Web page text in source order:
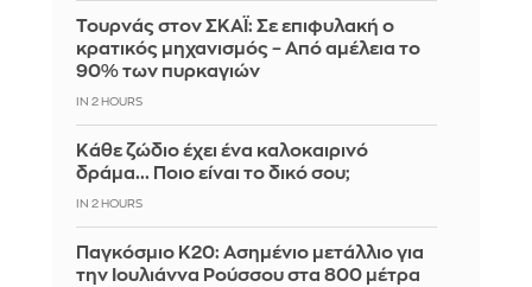
Τουρνάς στον ΣΚΑΪ: Σε επιφυλακή ο
κρατικός μηχανισμός – Από αμέλεια το
90% των πυρκαγιών
IN 2 HOURS
Κάθε ζώδιο έχει ένα καλοκαιρινό
δράμα... Ποιο είναι το δικό σου;
IN 2 HOURS
Παγκόσμιο Κ20: Ασημένιο μετάλλιο για
την Ιουλιάννα Ρούσσου στα 800 μέτρα